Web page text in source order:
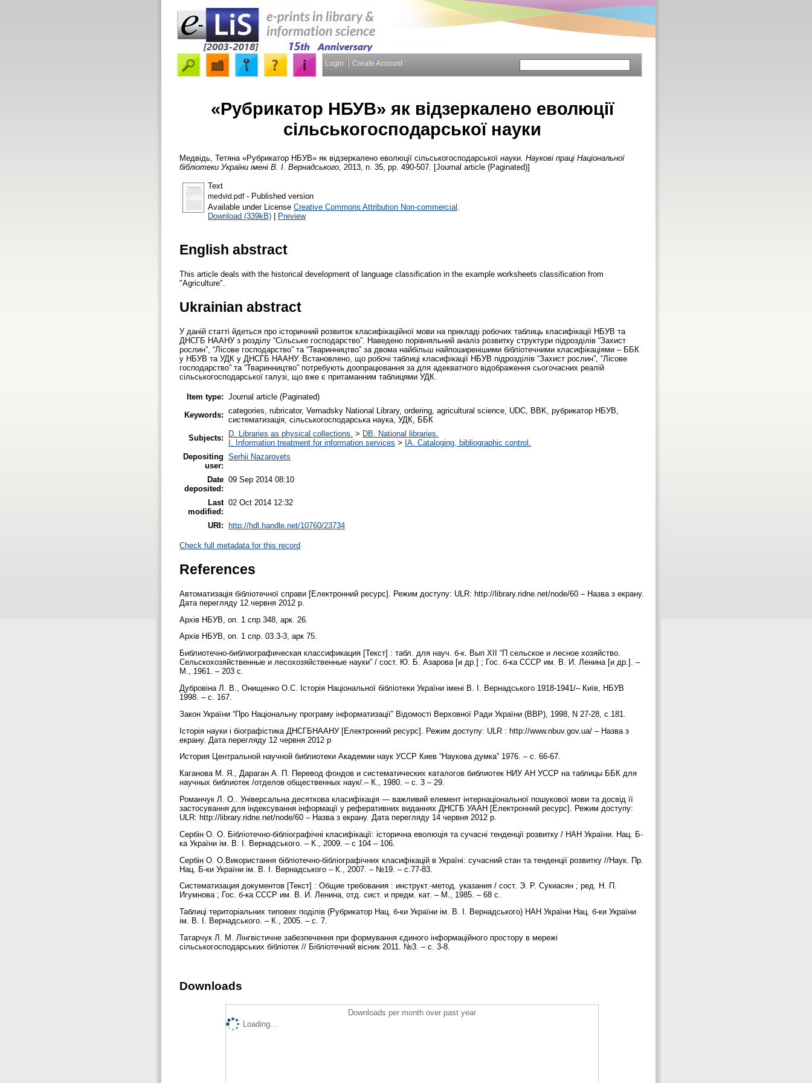
Login Create Account
«Рубрикатор НБУВ» як відзеркалено еволюції
сільськогосподарської науки
Медвідь, Тетяна «Рубрикатор НБУВ» як відзеркалено еволюції сільськогосподарської науки. Наукові праці Національної
бібліотеки України імені В. І. Вернадського , 2013, n. 35, pp. 490-507. [Journal article (Paginated)]
Text
medvid.pdf- Published version
Available under License Creative Commons Attribution Non-commercial
Download (339kB) | Preview
English abstract
This article deals with the historical development of language classification in the example worksheets classification from
"Agriculture".
Ukrainian abstract
У даній статті йдеться про історичний розвиток класифікаційної мови на прикладі робочих таблиць класифікації НБУВ та
ДНСГБ НААНУ з розділу “Сільське господарство”. Наведено порівняльний аналіз розвитку структури підрозділів “Захист
рослин”, “Лісове господарство” та “Тваринництво” за двома найбільш найпоширенішими бібліотечними класифікаціями – ББК
у НБУВ та УДК у ДНСГБ НААНУ. Встановлено, що робочі таблиці класифікації НБУВ підрозділів “Захист рослин”, “Лісове
господарство” та “Тваринництво” потребують доопрацювання за для адекватного відображення сьогочасних реалій
сільськогосподарської галузі, що вже є притаманним таблицями УДК.
Item type: Journal article (Paginated)
Keywords: categories, rubricator, Vernadsky National Library, ordering, agricultural science, UDC, BBK, рубрикатор НБУВ,
систематизація, сільськогосподарська наука, УДК, ББК
Subjects:
D. Libraries as physical collections. > DB. National libraries.
I. Information treatment for information services > IA. Cataloging, bibliographic control.
Depositing
user:
Serhii Nazarovets
Date
deposited:
09 Sep 2014 08:10
Last
modified:
02 Oct 2014 12:32
URI: http://hdl.handle.net/10760/23734
Check full metadata for this record
References
Автоматизація бібліотечної справи [Електронний ресурс]. Режим доступу: ULR: http://library.ridne.net/node/60 – Назва з екрану.
Дата перегляду 12.червня 2012 р.
Архів НБУВ, оп. 1 спр.348, арк. 26.
Архів НБУВ, оп. 1 спр. 03.3-3, арк 75.
Библиотечно-библиографическая классификация [Текст] : табл. для науч. б-к. Вып ХII “П сельское и лесное хозяйство.
Сельскохозяйственные и лесохозяйственные науки” / сост. Ю. Б. Азарова [и др.] ; Гос. б-ка СССР им. В. И. Ленина [и др.]. –
М., 1961. – 203 с.
Дубровіна Л. В., Онищенко О.С. Історія Національної бібліотеки України імені В. І. Вернадського 1918-1941/– Київ, НБУВ
1998. – с. 167.
Закон України “Про Національну програму інформатизації” Відомості Верховної Ради України (ВВР), 1998, N 27-28, c.181.
Історія науки і біографістика ДНСГБНААНУ [Електронний ресурс]. Режим доступу: ULR : http://www.nbuv.gov.ua/ – Назва з
екрану. Дата перегляду 12 червня 2012 р
История Центральной научной библиотеки Академии наук УССР Киев “Наукова думка” 1976. – с. 66-67.
Каганова М. Я., Дараган А. П. Перевод фондов и систематических каталогов библиотек НИУ АН УССР на таблицы ББК для
научных библиотек /отделов общественных наук/.– К., 1980. – с. 3 – 29.
Романчук Л. О.. Універсальна десяткова класифікація — важливий елемент інтернаціональної пошукової мови та досвід її
застосування для індексування інформації у реферативних виданнях ДНСГБ УААН [Електронний ресурс]. Режим доступу:
ULR: http://library.ridne.net/node/60 – Назва з екрану. Дата перегляду 14 червня 2012 р.
Сербін О. О. Бібліотечно-бібліографічні класифікації: історична еволюція та сучасні тенденції розвитку / НАН України. Нац. Б-
ка України ім. В. І. Вернадського. – К., 2009. – с 104 – 106.
Сербін О. О.Використання бібліотечно-бібліографічних класифікацій в Україні: сучасний стан та тенденції розвитку //Наук. Пр.
Нац. Б-ки України ім. В. І. Вернадського – К., 2007. – №19. – с.77-83.
Систематизация документов [Текст] : Общие требования : инструкт.-метод. указания / сост. Э. Р. Сукиасян ; ред. Н. П.
Игумнова ; Гос. б-ка СССР им. В. И. Ленина, отд. сист. и предм. кат. – М., 1985. – 68 с.
Таблиці територіальних типових поділів (Рубрикатор Нац. б-ки України ім. В. І. Вернадського) НАН України Нац. б-ки України
ім. В. І. Вернадського. – К., 2005. – с. 7.
Татарчук Л. М. Лінгвістичне забезпечення при формування єдиного інформаційного простору в мережі
сільськогосподарських бібліотек // Бібліотечний вісник 2011. №3. – с. 3-8.
Downloads
Downloads per month over past year
Loading...